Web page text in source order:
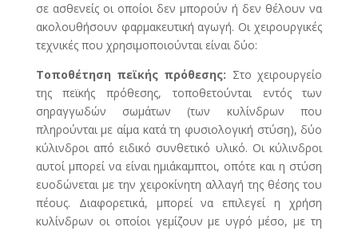
σε ασθενείς οι οποίοι δεν μπορούν ή δεν θέλουν να
ακολουθήσουν φαρμακευτική αγωγή. Οι χειρουργικές
τεχνικές που χρησιμοποιούνται είναι δύο:
Τοποθέτηση πεϊκής πρόθεσης: Στο χειρουργείο
της πεϊκής πρόθεσης, τοποθετούνται εντός των
σηραγγωδών σωμάτων (των κυλίνδρων που
πληρούνται με αίμα κατά τη φυσιολογική στύση), δύο
κύλινδροι από ειδικό συνθετικό υλικό. Οι κύλινδροι
αυτοί μπορεί να είναι ημιάκαμπτοι, οπότε και η στύση
ευοδώνεται με την χειροκίνητη αλλαγή της θέσης του
πέους. Διαφορετικά, μπορεί να επιλεγεί η χρήση
κυλίνδρων οι οποίοι γεμίζουν με υγρό μέσο, με τη